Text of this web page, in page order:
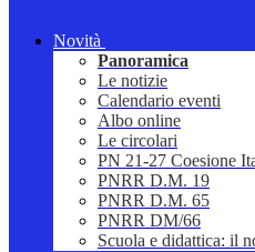
Novità
Panoramica
Le notizie
Calendario eventi
Albo online
Le circolari
PN 21-27 Coesione
PNRR D.M. 19
PNRR D.M. 65
PNRR DM/66
Scuola e didattica: il